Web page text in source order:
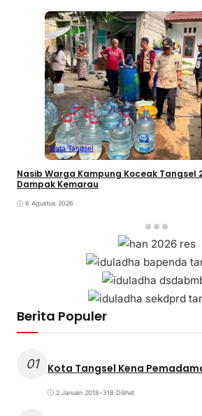
Kota Tangsel
Nasib Warga Kampung Koceak Tangsel
Dampak Kemarau
6 Agustus 2026
Berita Populer
01 Kota Tangsel Kena
2 Januari 2018•318 Dilihat